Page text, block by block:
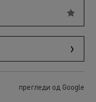
прегледи од Google